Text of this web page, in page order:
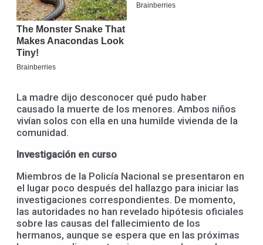
La madre dijo desconocer qué pudo haber
causado la muerte de los menores. Ambos niños
vivían solos con ella en una humilde vivienda de la
comunidad.
Investigación en curso
Miembros de la Policía Nacional se presentaron en
el lugar poco después del hallazgo para iniciar las
investigaciones correspondientes. De momento,
las autoridades no han revelado hipótesis oficiales
sobre las causas del fallecimiento de los
hermanos, aunque se espera que en las próximas